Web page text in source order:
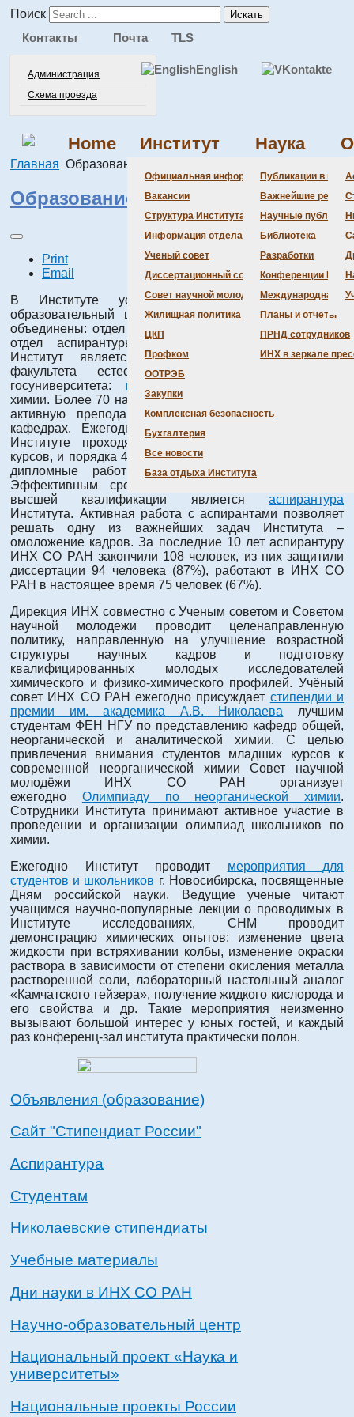
Поиск Искать
Контакты
Администрация
Схема проезда
Почта TLS
English
Home Институт
Официальная информация
Вакансии
Структура Института
Информация отдела кадров
Ученый совет
Диссертационный совет
Совет научной молодежи
Жилищная политика
ЦКП
Профком
ООТРЭБ
Закупки
Комплексная безопасность
Бухгалтерия
Все новости
База отдыха Института
Наука
Публикации в
Важнейшие
Научные
Библиотека
Разработки
Конференции
Международная
Планы и отчеты
ПРНД сотрудников
ИНХ в зеркале
Главная Образование
Образование в ИНХ СО РАН
Print
Email
В Институте успешно функционирует научно-
образовательный центр, в рамках работы которого
объединены: отдел подготовки молодых специалистов,
отдел аспирантуры и Совет научной молодежи.
Институт является базовым для двух кафедр
факультета естественных наук Новосибирского
госуниверситета: неорганической
химии. Более 70 научных сотрудников Института ведут
активную преподавательскую деятельность на этих
кафедрах. Ежегодно исследовательскую практику в
Институте проходят около 60 студентов младших
курсов, и порядка 40 студентов старших курсов готовят
дипломные работы и магистерские диссертации.
Эффективным средством подготовки специалистов
высшей квалификации является аспирантура
Института. Активная работа с аспирантами позволяет
решать одну из важнейших задач Института –
омоложение кадров. За последние 10 лет аспирантуру
ИНХ СО РАН закончили 108 человек, из них защитили
диссертации 94 человека (87%), работают в ИНХ СО
РАН в настоящее время 75 человек (67%).
Дирекция ИНХ совместно с Ученым советом и Советом
научной молодежи проводит целенаправленную
политику, направленную на улучшение возрастной
структуры научных кадров и подготовку
квалифицированных молодых исследователей
химического и физико-химического профилей. Учёный
совет ИНХ СО РАН ежегодно присуждает стипендии и
премии им. академика А.В. Николаева лучшим
студентам ФЕН НГУ по представлению кафедр общей,
неорганической и аналитической химии. С целью
привлечения внимания студентов младших курсов к
современной неорганической химии Совет научной
молодёжи ИНХ СО РАН организует
ежегодно Олимпиаду по неорганической химии.
Сотрудники Института принимают активное участие в
проведении и организации олимпиад школьников по
химии.
Ежегодно Институт проводит мероприятия для
студентов и школьников г. Новосибирска, посвященные
Дням российской науки. Ведущие ученые читают
учащимся научно-популярные лекции о проводимых в
Институте исследованиях, СНМ проводит
демонстрацию химических опытов: изменение цвета
жидкости при встряхивании колбы, изменение окраски
раствора в зависимости от степени окисления металла
растворенной соли, лабораторный настольный аналог
«Камчатского гейзера», получение жидкого кислорода и
его свойства и др. Такие мероприятия неизменно
вызывают большой интерес у юных гостей, и каждый
раз конференц-зал института практически полон.
Объявления (образование)
Сайт "Стипендиат России"
Аспирантура
Студентам
Николаевские стипендиаты
Учебные материалы
Дни науки в ИНХ СО РАН
Научно-образовательный центр
Национальный проект «Наука и
университеты»
Национальные проекты России